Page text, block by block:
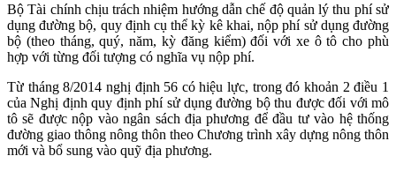
Bộ Tài chính chịu trách nhiệm hướng dẫn chế độ quản lý thu phí sử
dụng đường bộ, quy định cụ thể kỳ kê khai, nộp phí sử dụng đường
bộ (theo tháng, quý, năm, kỳ đăng kiểm) đối với xe ô tô cho phù
hợp với từng đối tượng có nghĩa vụ nộp phí.
Từ tháng 8/2014 nghị định 56 có hiệu lực, trong đó khoản 2 điều 1
của Nghị định quy định phí sử dụng đường bộ thu được đối với mô
tô sẽ được nộp vào ngân sách địa phương để đầu tư vào hệ thống
đường giao thông nông thôn theo Chương trình xây dựng nông thôn
mới và bổ sung vào quỹ địa phương.